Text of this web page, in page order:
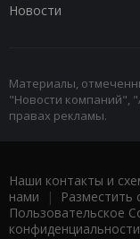
Новости
Материалы,
"Новости компаний",
правах рекламы.
Наши контакты и
нами | Разместить
Пользовательское